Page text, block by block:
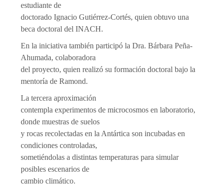
estudiante de
doctorado Ignacio Gutiérrez-Cortés, quien obtuvo una
beca doctoral del INACH.
En la iniciativa también participó la Dra. Bárbara Peña-
Ahumada, colaboradora
del proyecto, quien realizó su formación doctoral bajo la
mentoría de Ramond.
La tercera aproximación
contempla experimentos de microcosmos en laboratorio,
donde muestras de suelos
y rocas recolectadas en la Antártica son incubadas en
condiciones controladas,
sometiéndolas a distintas temperaturas para simular
posibles escenarios de
cambio climático.